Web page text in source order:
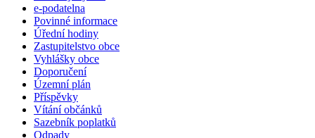
e-podatelna
Povinné informace
Úřední hodiny
Zastupitelstvo obce
Vyhlášky obce
Doporučení
Územní plán
Příspěvky
Vítání občánků
Sazebník poplatků
Odpady